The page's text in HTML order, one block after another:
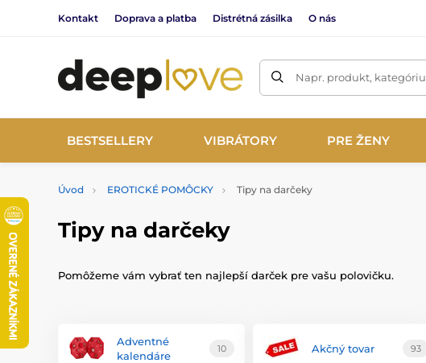
Kontakt Doprava a platba Distrétná zásilka O nás
Napr. produkt, kategóriu
BESTSELLERY VIBRÁTORY PRE ŽENY
Úvod EROTICKÉ POMÔCKY Tipy na darčeky
Tipy na darčeky
Pomôžeme vám vybrať ten najlepší darček pre vašu polovičku.
Adventné
kalendáre
10 Akčný tovar 93